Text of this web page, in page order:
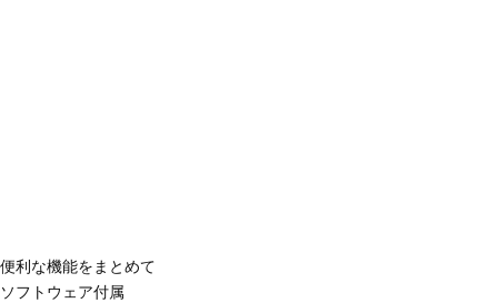
便利な機能をまとめて
ソフトウェア付属